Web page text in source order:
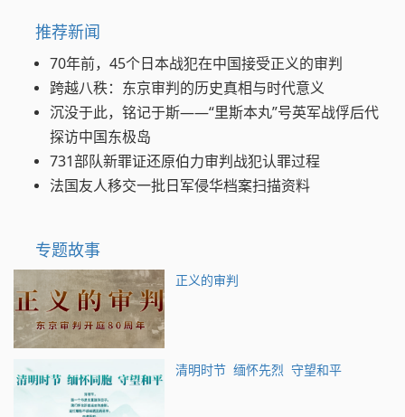
推荐新闻
70年前，45个日本战犯在中国接受正义的审判
跨越八秩：东京审判的历史真相与时代意义
沉没于此，铭记于斯——“里斯本丸”号英军战俘后代
探访中国东极岛
731部队新罪证还原伯力审判战犯认罪过程
法国友人移交一批日军侵华档案扫描资料
专题故事
正义的审判
清明时节 缅怀先烈 守望和平